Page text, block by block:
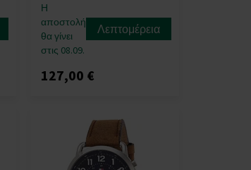
Η
αποστολή
θα γίνει
στις 08.09.
Λεπτομέρεια
127,00 €